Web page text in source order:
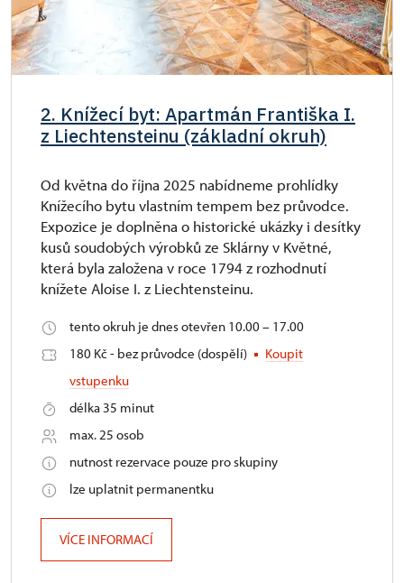
2. Knížecí byt: Apartmán Františka I.
z Liechtensteinu (základní okruh)
Od května do října 2025 nabídneme prohlídky
Knížecího bytu vlastním tempem bez průvodce.
Expozice je doplněna o historické ukázky i desítky
kusů soudobých výrobků ze Sklárny v Květné,
která byla založena v roce 1794 z rozhodnutí
knížete Aloise I. z Liechtensteinu.
tento okruh je dnes otevřen 10.00 – 17.00
180 Kč - bez průvodce (dospělí)
Koupit
vstupenku
délka 35 minut
max. 25 osob
nutnost rezervace pouze pro skupiny
lze uplatnit permanentku
VÍCE INFORMACÍ